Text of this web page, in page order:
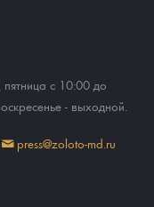
с 10:00 до
- выходной.
press@zoloto-md.ru